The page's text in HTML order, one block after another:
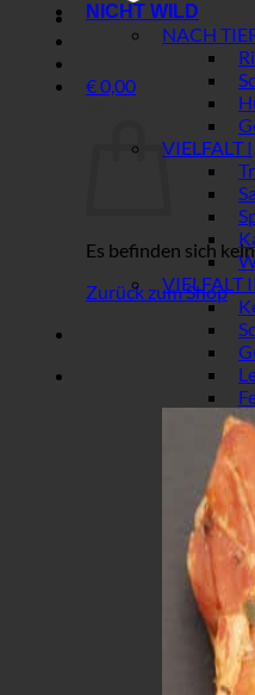
€0,00
Es befinden sich
Zurück zum Shop
NICHT WILD
NACH
VIELFALT I
VIELFALT